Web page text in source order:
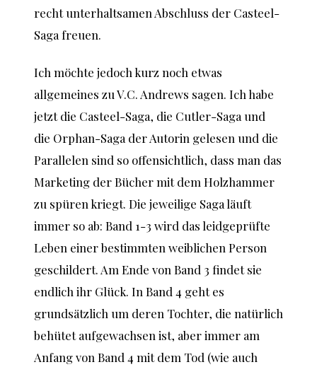
recht unterhaltsamen Abschluss der Casteel-
Saga freuen.
Ich möchte jedoch kurz noch etwas
allgemeines zu V.C. Andrews sagen. Ich habe
jetzt die Casteel-Saga, die Cutler-Saga und
die Orphan-Saga der Autorin gelesen und die
Parallelen sind so offensichtlich, dass man das
Marketing der Bücher mit dem Holzhammer
zu spüren kriegt. Die jeweilige Saga läuft
immer so ab: Band 1-3 wird das leidgeprüfte
Leben einer bestimmten weiblichen Person
geschildert. Am Ende von Band 3 findet sie
endlich ihr Glück. In Band 4 geht es
grundsätzlich um deren Tochter, die natürlich
behütet aufgewachsen ist, aber immer am
Anfang von Band 4 mit dem Tod (wie auch